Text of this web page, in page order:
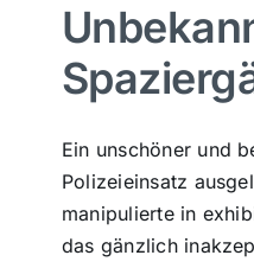
Ein unschöner und
Polizeieinsatz
manipulierte in
das gänzlich